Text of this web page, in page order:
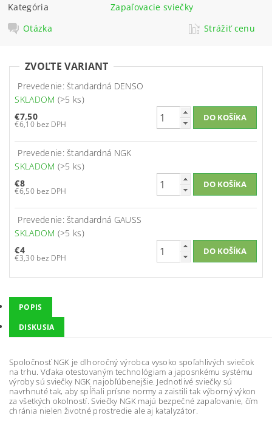
Kategória
Zapaľovacie sviečky
Otázka
Strážiť cenu
ZVOĽTE VARIANT
Prevedenie: štandardná DENSO
SKLADOM (>5 ks)
€7,50
€6,10 bez DPH
Prevedenie: štandardná NGK
SKLADOM (>5 ks)
€8
€6,50 bez DPH
Prevedenie: štandardná GAUSS
SKLADOM (>5 ks)
€4
€3,30 bez DPH
POPIS
DISKUSIA
Spoločnosť NGK je dlhoročný výrobca vysoko spoľahlivých sviečok
na trhu. Vďaka otestovaným technológiam a japosnkému systému
výroby sú sviečky NGK najobľúbenejšie. Jednotlivé sviečky sú
navrhnuté tak, aby spĺňali prísne normy a zaistili tak výborný výkon
za všetkých okolností. Sviečky NGK majú bezpečné zapaľovanie, čím
chránia nielen životné prostredie ale aj katalyzátor.